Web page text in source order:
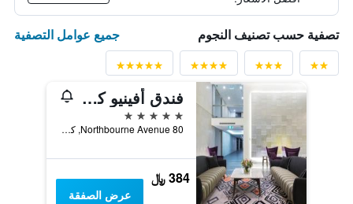
تصفية حسب تصنيف النجوم جميع عوامل التصفية
فندق أفينيو كانبيرا
5 نجوم
80 Northbourne Avenue, كانبيرا, ACT, أستراليا
384 ﷼
عرض الصفقة